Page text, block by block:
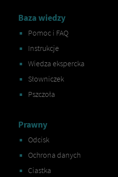
Baza wiedzy
Pomoc i FAQ
Instrukcje
Wiedza ekspercka
Słowniczek
Pszczoła
Prawny
Odcisk
Ochrona danych
Ciastka